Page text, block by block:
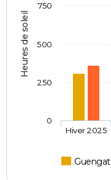
Heures de soleil
Guengat
Hiver 2025
0
250
500
750